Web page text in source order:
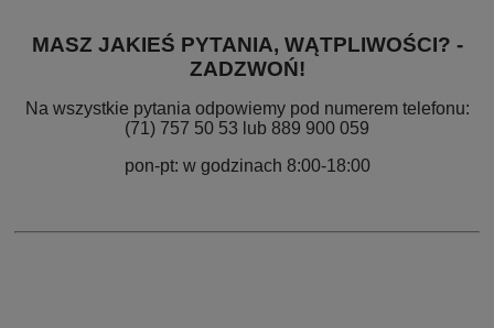
MASZ JAKIEŚ PYTANIA, WĄTPLIWOŚCI? -
ZADZWOŃ!
Na wszystkie pytania odpowiemy pod numerem telefonu:
(71) 757 50 53 lub 889 900 059
pon-pt: w godzinach 8:00-18:00